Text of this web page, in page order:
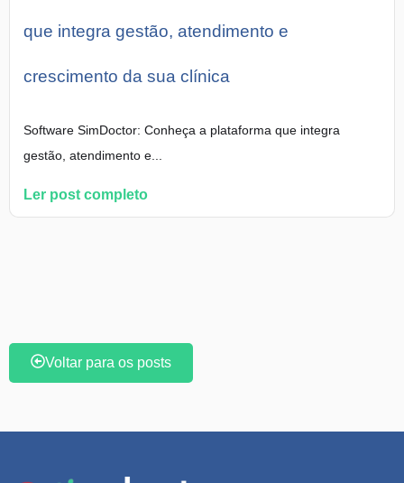
que integra gestão, atendimento e
crescimento da sua clínica
Software SimDoctor: Conheça a plataforma que integra
gestão, atendimento e...
Ler post completo
Voltar para os posts